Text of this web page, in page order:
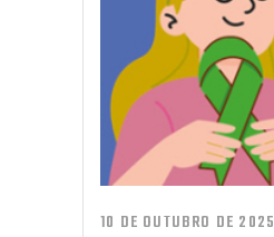
10 DE OUTUBRO DE 2025